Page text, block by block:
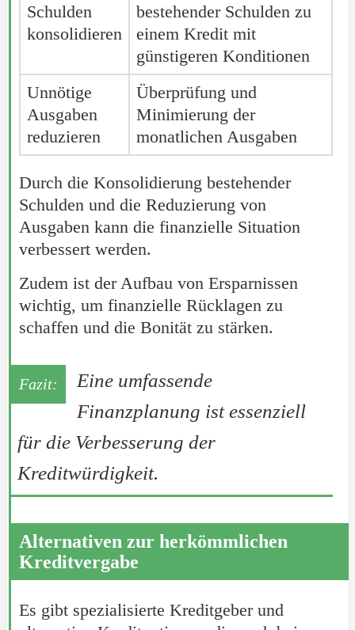
Schulden
konsolidieren
bestehender Schulden zu
einem Kredit mit
günstigeren Konditionen
Unnötige
Ausgaben
reduzieren
Überprüfung und
Minimierung der
monatlichen Ausgaben
Durch die Konsolidierung bestehender
Schulden und die Reduzierung von
Ausgaben kann die finanzielle Situation
verbessert werden.
Zudem ist der Aufbau von Ersparnissen
wichtig, um finanzielle Rücklagen zu
schaffen und die Bonität zu stärken.
Eine umfassende
Finanzplanung ist essenziell
für die Verbesserung der
Kreditwürdigkeit.
Alternativen zur herkömmlichen
Kreditvergabe
Es gibt spezialisierte Kreditgeber und